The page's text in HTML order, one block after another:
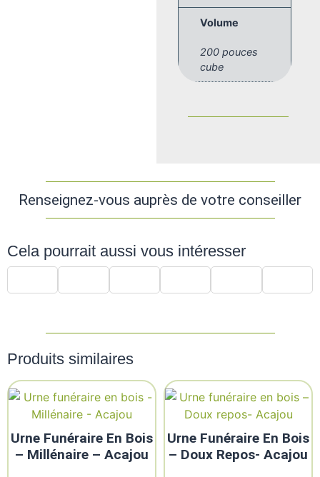
Volume
200 pouces
cube
Renseignez-vous auprès de votre conseiller
Cela pourrait aussi vous intéresser
Produits similaires
Urne Funéraire En Bois
– Millénaire – Acajou
Urne Funéraire En Bois
– Doux Repos- Acajou